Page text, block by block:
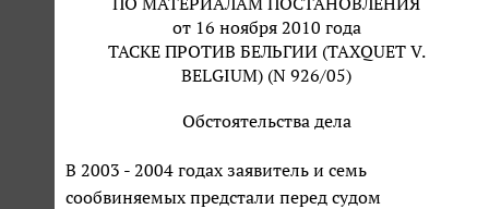
от 16 ноября 2010 года
ТАСКЕ ПРОТИВ БЕЛЬГИИ (TAXQUET V.
BELGIUM) (N 926/05)
Обстоятельства дела
В 2003 - 2004 годах заявитель и семь
сообвиняемых предстали перед судом